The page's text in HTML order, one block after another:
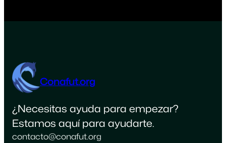
Conafut.org
¿Necesitas ayuda para empezar?
Estamos aquí para ayudarte.
contacto@conafut.org